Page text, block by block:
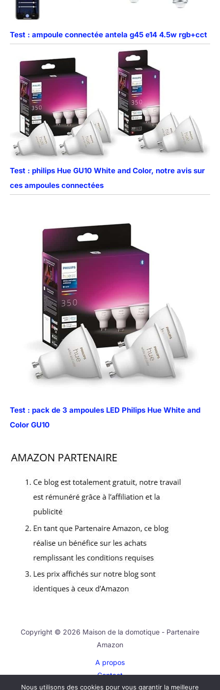
Test : ampoule connectée antela g45 e14 4.5w rgb+cct
Test : philips Hue GU10 White and Color, notre avis sur
ces ampoules connectées
Test : pack de 3 ampoules LED Philips Hue White and
Color GU10
Copyright © 2026 Maison de la domotique - Partenaire
Amazon
A propos
Contact
Plan du site
Nous utilisons des cookies pour vous garantir la meilleure